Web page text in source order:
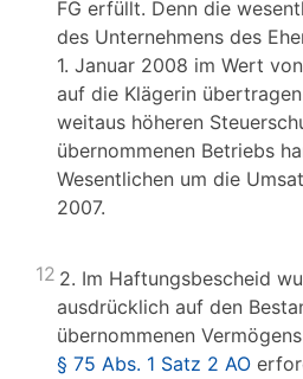
FG erfüllt. Denn die
des Unternehmens des
1. Januar 2008 im Wert
auf die Klägerin
weitaus höheren
übernommenen Betriebs
Wesentlichen um die
2007.
12 2. Im Haftungsbescheid
ausdrücklich auf den
übernommenen
§ 75 Abs. 1 Satz 2 AO